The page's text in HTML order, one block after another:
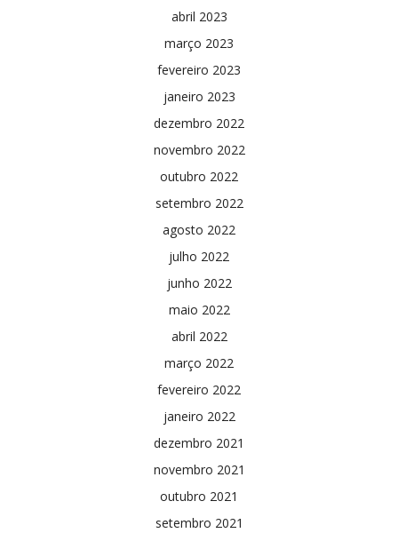
abril 2023
março 2023
fevereiro 2023
janeiro 2023
dezembro 2022
novembro 2022
outubro 2022
setembro 2022
agosto 2022
julho 2022
junho 2022
maio 2022
abril 2022
março 2022
fevereiro 2022
janeiro 2022
dezembro 2021
novembro 2021
outubro 2021
setembro 2021